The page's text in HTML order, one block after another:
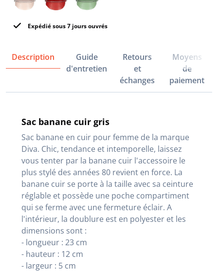
Expédié sous 7 jours ouvrés
Description
Guide
d'entretien
Retours
et
échanges
Moyens
de
paiement
Sac banane cuir gris
Sac banane en cuir pour femme de la marque
Diva. Chic, tendance et intemporelle, laissez
vous tenter par la banane cuir l'accessoire le
plus stylé des années 80 revient en force. La
banane cuir se porte à la taille avec sa ceinture
réglable et possède une poche compartiment
qui se ferme avec une fermeture éclair. A
l'intérieur, la doublure est en polyester et les
dimensions sont :
- longueur : 23 cm
- hauteur : 12 cm
- largeur : 5 cm